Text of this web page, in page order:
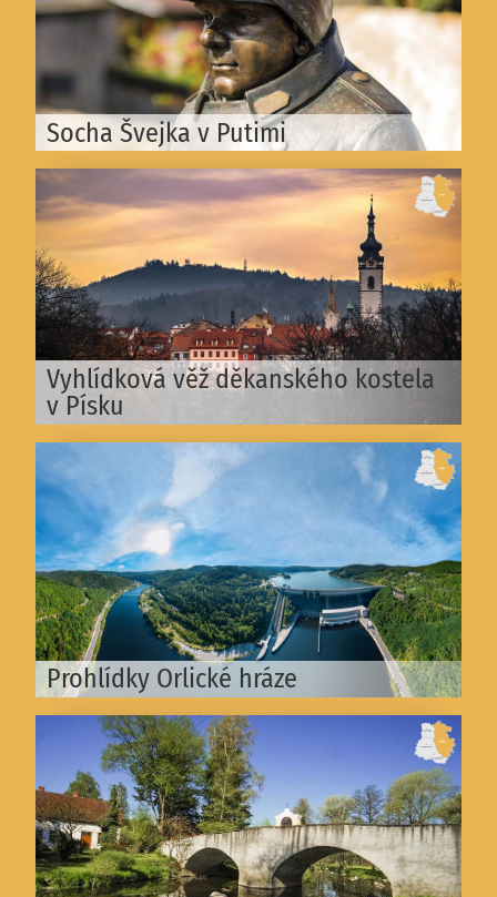
Socha Švejka v Putimi
Vyhlídková věž děkanského kostela
v Písku
Prohlídky Orlické hráze